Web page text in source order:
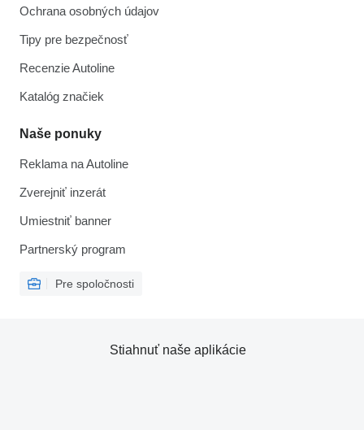
Ochrana osobných údajov
Tipy pre bezpečnosť
Recenzie Autoline
Katalóg značiek
Naše ponuky
Reklama na Autoline
Zverejniť inzerát
Umiestniť banner
Partnerský program
Pre spoločnosti
Stiahnuť naše aplikácie